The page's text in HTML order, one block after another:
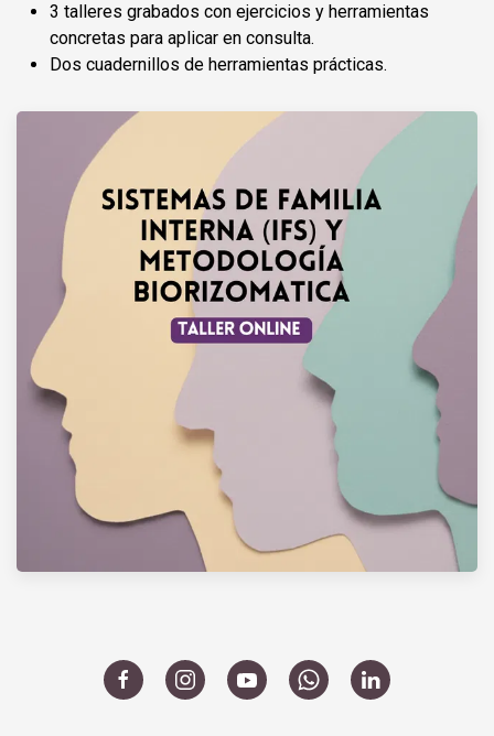
3 talleres grabados con ejercicios y herramientas
concretas para aplicar en consulta.
Dos cuadernillos de herramientas prácticas.